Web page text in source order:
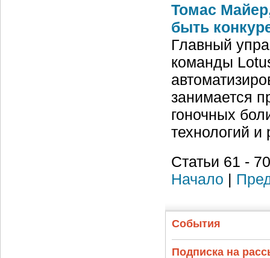
Томас
быть
Главный
команды
занимается
гоночных
технологий
Статьи 61 -
Начало |
События
Подписка на